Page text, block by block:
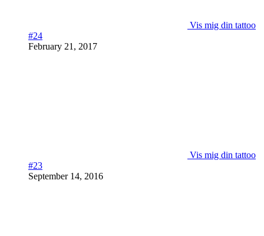
Vis mig din tattoo
#24
February 21, 2017
Vis mig din tattoo
#23
September 14, 2016